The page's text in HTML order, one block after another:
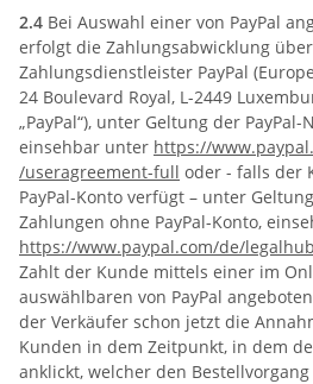
2.4 Bei Auswahl einer von PayPal
erfolgt die Zahlungsabwicklung
Zahlungsdienstleister PayPal
24 Boulevard Royal, L-2449
„PayPal“), unter Geltung der
einsehbar unter https://
/useragreement-full oder - falls der
PayPal-Konto verfügt – unter
Zahlungen ohne PayPal-Konto,
https://www.paypal.com/de/legalhub
Zahlt der Kunde mittels einer im
auswählbaren von PayPal
der Verkäufer schon jetzt die
Kunden in dem Zeitpunkt, in dem
anklickt, welcher den